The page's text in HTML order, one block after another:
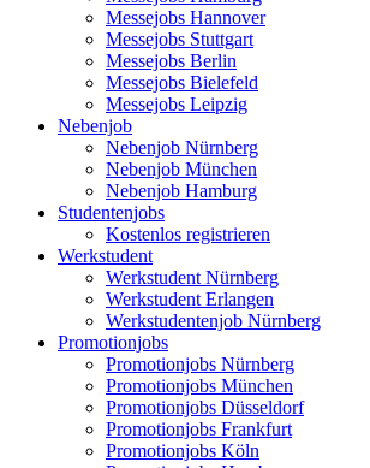
Messejobs Hannover
Messejobs Stuttgart
Messejobs Berlin
Messejobs Bielefeld
Messejobs Leipzig
Nebenjob
Nebenjob Nürnberg
Nebenjob München
Nebenjob Hamburg
Studentenjobs
Kostenlos registrieren
Werkstudent
Werkstudent Nürnberg
Werkstudent Erlangen
Werkstudentenjob Nürnberg
Promotionjobs
Promotionjobs Nürnberg
Promotionjobs München
Promotionjobs Düsseldorf
Promotionjobs Frankfurt
Promotionjobs Köln